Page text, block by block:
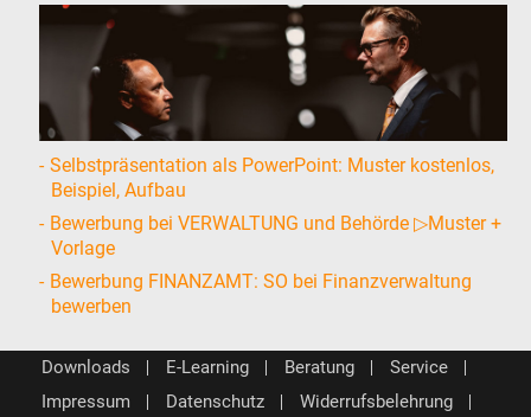
Selbstpräsentation als PowerPoint: Muster kostenlos,
Beispiel, Aufbau
Bewerbung bei VERWALTUNG und Behörde ▷Muster +
Vorlage
Bewerbung FINANZAMT: SO bei Finanzverwaltung
bewerben
Downloads E-Learning Beratung
Service
Impressum
Datenschutz Widerrufsbelehrung